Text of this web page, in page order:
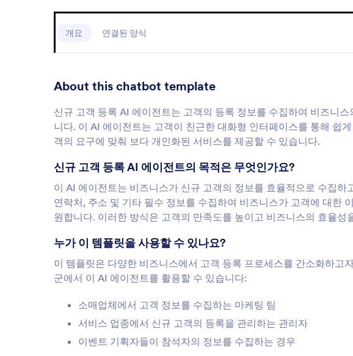
개요 연결된 양식
About this chatbot template
신규 고객 등록 AI 에이전트는 고객의 등록 정보를 수집하여 비즈니
니다. 이 AI 에이전트는 고객이 친근한 대화형 인터페이스를 통해 쉽
객의 요구에 맞춰 보다 개인화된 서비스를 제공할 수 있습니다.
신규 고객 등록 AI 에이전트의 목적은 무엇인가요?
이 AI 에이전트는 비즈니스가 신규 고객의 정보를 효율적으로 수집
연락처, 주소 및 기타 필수 정보를 수집하여 비즈니스가 고객에 대한
원합니다. 이러한 방식은 고객의 만족도를 높이고 비즈니스의 효율성
누가 이 템플릿을 사용할 수 있나요?
이 템플릿은 다양한 비즈니스에서 고객 등록 프로세스를 간소화하고
군에서 이 AI 에이전트를 활용할 수 있습니다:
소매업체에서 고객 정보를 수집하는 마케팅 팀
서비스 업종에서 신규 고객의 등록을 관리하는 관리자
이벤트 기획자들이 참석자의 정보를 수집하는 경우